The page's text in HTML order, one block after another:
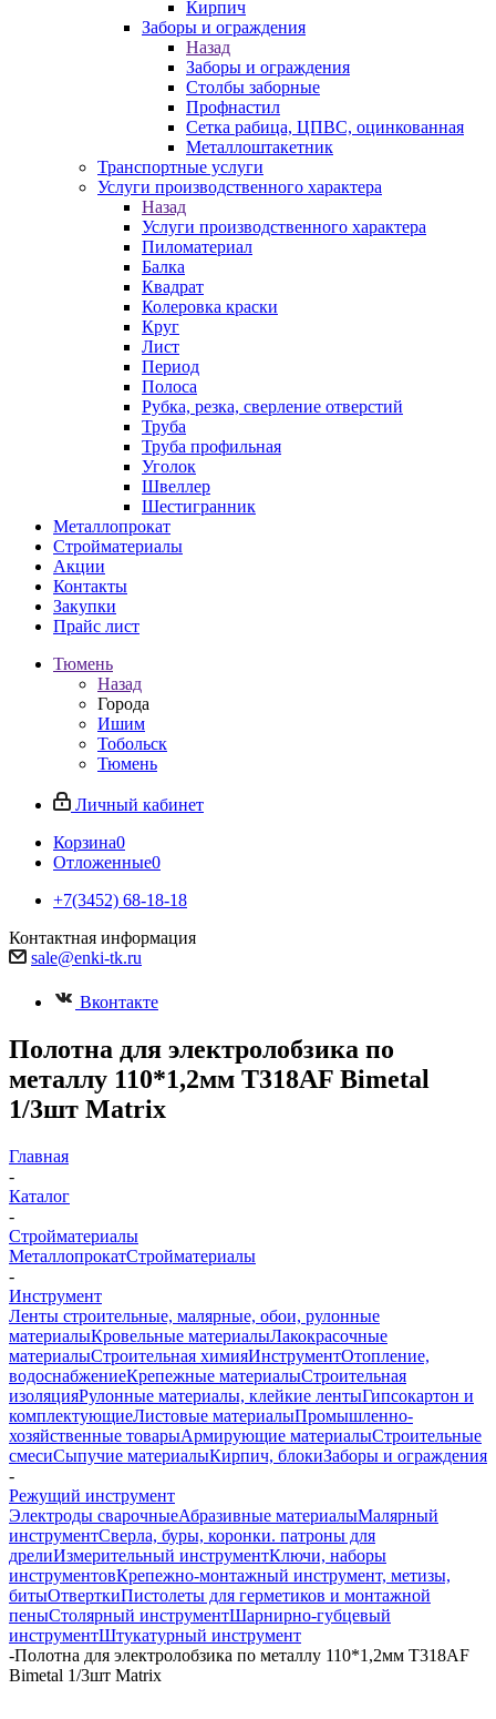
Кирпич
Заборы и ограждения
Назад
Заборы и ограждения
Столбы заборные
Профнастил
Сетка рабица, ЦПВС, оцинкованная
Металлоштакетник
Транспортные услуги
Услуги производственного характера
Назад
Услуги производственного характера
Пиломатериал
Балка
Квадрат
Колеровка краски
Круг
Лист
Период
Полоса
Рубка, резка, сверление отверстий
Труба
Труба профильная
Уголок
Швеллер
Шестигранник
Металлопрокат
Стройматериалы
Акции
Контакты
Закупки
Прайс лист
Тюмень
Назад
Города
Ишим
Тобольск
Тюмень
Личный кабинет
Корзина0
Отложенные0
+7(3452) 68-18-18
Контактная информация
sale@enki-tk.ru
Вконтакте
Полотна для электролобзика по
металлу 110*1,2мм T318AF Bimetal
1/3шт Matrix
Главная
-
Каталог
-
Стройматериалы
МеталлопрокатСтройматериалы
-
Инструмент
Ленты строительные, малярные, обои, рулонные
материалыКровельные материалыЛакокрасочные
материалыСтроительная химияИнструментОтопление,
водоснабжениеКрепежные материалыСтроительная
изоляцияРулонные материалы, клейкие лентыГипсокартон и
комплектующиеЛистовые материалыПромышленно-
хозяйственные товарыАрмирующие материалыСтроительные
смесиСыпучие материалыКирпич, блокиЗаборы и ограждения
-
Режущий инструмент
Электроды сварочныеАбразивные материалыМалярный
инструментСверла, буры, коронки. патроны для
дрелиИзмерительный инструментКлючи, наборы
инструментовКрепежно-монтажный инструмент, метизы,
битыОтверткиПистолеты для герметиков и монтажной
пеныСтолярный инструментШарнирно-губцевый
инструментШтукатурный инструмент
-Полотна для электролобзика по металлу 110*1,2мм T318AF
Bimetal 1/3шт Matrix